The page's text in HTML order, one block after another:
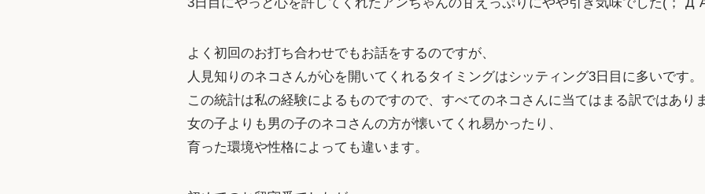
よく初回のお打ち合わせでもお話をするのですが、
人見知りのネコさんが心を開いてくれるタイミングはシッティング3日目に多いです。
この統計は私の経験によるものですので、すべてのネコさんに当てはまる訳ではあり
女の子よりも男の子のネコさんの方が懐いてくれ易かったり、
育った環境や性格によっても違います。